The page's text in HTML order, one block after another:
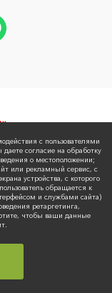
с пользователями
согласие на обработку
о местоположении;
или рекламный сервис, с
устройства, с которого
обращается к
и службами сайта)
ретаргетинга,
чтобы ваши данные